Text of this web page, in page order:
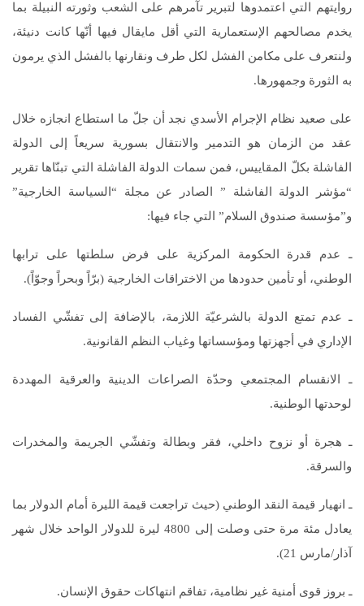
روايتهم التي اعتمدوها لتبرير تآمرهم على الشعب وثورته النبيلة بما
يخدم مصالحهم الإستعمارية التي أقل مايقال فيها أنّها كانت دنيئة،
ولنتعرف على مكامن الفشل لكل طرف ونقارنها بالفشل الذي يرمون
به الثورة وجمهورها.
على صعيد نظام الإجرام الأسدي نجد أن جلّ ما استطاع انجازه خلال
عقد من الزمان هو التدمير والانتقال بسورية سريعاً إلى الدولة
الفاشلة بكلّ المقاييس، فمن سمات الدولة الفاشلة التي تبنّاها تقرير
“مؤشر الدولة الفاشلة ” الصادر عن مجلة “السياسة الخارجية”
و”مؤسسة صندوق السلام” التي جاء فيها:
ـ عدم قدرة الحكومة المركزية على فرض سلطتها على ترابها
الوطني، أو تأمين حدودها من الاختراقات الخارجية (برّاً وبحراً وجوّاً).
ـ عدم تمتع الدولة بالشرعيّة اللازمة، بالإضافة إلى تفشّي الفساد
الإداري في أجهزتها ومؤسساتها وغياب النظم القانونية.
ـ الانقسام المجتمعي وحدّة الصراعات الدينية والعرقية المهددة
لوحدتها الوطنية.
ـ هجرة أو نزوح داخلي، فقر وبطالة وتفشّي الجريمة والمخدرات
والسرقة.
ـ انهيار قيمة النقد الوطني (حيث تراجعت قيمة الليرة أمام الدولار بما
يعادل مئة مرة حتى وصلت إلى 4800 ليرة للدولار الواحد خلال شهر
آذار/مارس 21).
ـ بروز قوى أمنية غير نظامية، تفاقم انتهاكات حقوق الإنسان.